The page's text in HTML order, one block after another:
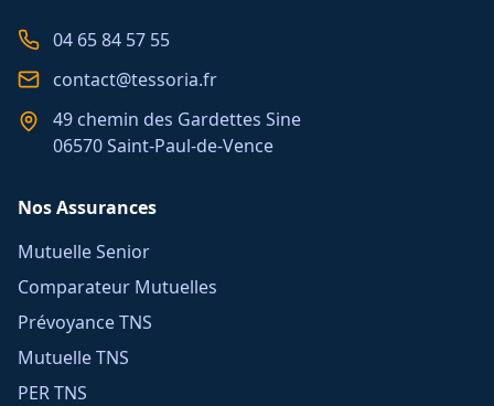
04 65 84 57 55
contact@tessoria.fr
49 chemin des Gardettes Sine
06570 Saint-Paul-de-Vence
Nos Assurances
Mutuelle Senior
Comparateur Mutuelles
Prévoyance TNS
Mutuelle TNS
PER TNS